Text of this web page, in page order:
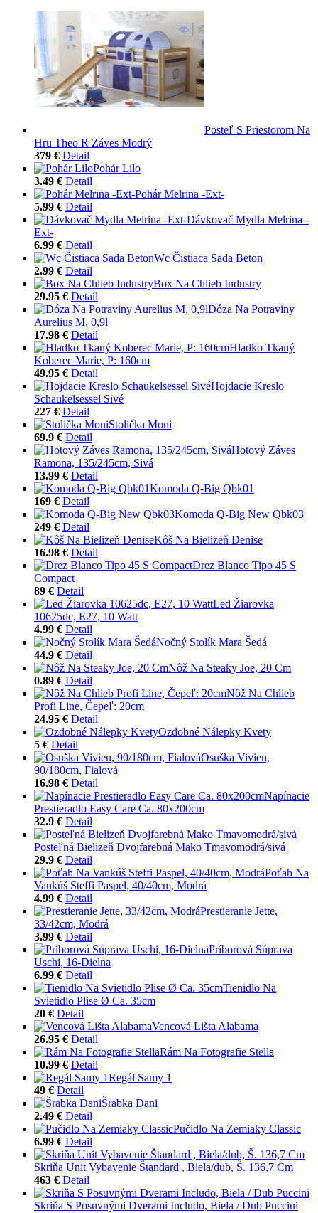
Posteľ S Priestorom Na
Hru Theo R Záves Modrý
379 € Detail
Pohár Lilo
3.49 € Detail
Pohár Melrina -Ext-
5.99 € Detail
Dávkovač Mydla Melrina -
Ext-
6.99 € Detail
Wc Čistiaca Sada Beton
2.99 € Detail
Box Na Chlieb Industry
29.95 € Detail
Dóza Na Potraviny
Aurelius M, 0,9l
17.98 € Detail
Hladko Tkaný
Koberec Marie, P: 160cm
49.95 € Detail
Hojdacie Kreslo
Schaukelsessel Sivé
227 € Detail
Stolička Moni
69.9 € Detail
Hotový Záves
Ramona, 135/245cm, Sivá
13.99 € Detail
Komoda Q-Big Qbk01
169 € Detail
Komoda Q-Big New Qbk03
249 € Detail
Kôš Na Bielizeň Denise
16.98 € Detail
Drez Blanco Tipo 45 S
Compact
89 € Detail
Led Žiarovka
10625dc, E27, 10 Watt
4.99 € Detail
Nočný Stolík Mara Šedá
44.9 € Detail
Nôž Na Steaky Joe, 20 Cm
0.89 € Detail
Nôž Na Chlieb
Profi Line, Čepeľ: 20cm
24.95 € Detail
Ozdobné Nálepky Kvety
5 € Detail
Osuška Vivien,
90/180cm, Fialová
16.98 € Detail
Napínacie
Prestieradlo Easy Care Ca. 80x200cm
32.9 € Detail
Posteľná Bielizeň Dvojfarebná Mako Tmavomodrá/sivá
29.9 € Detail
Poťah Na
Vankúš Steffi Paspel, 40/40cm, Modrá
4.99 € Detail
Prestieranie Jette,
33/42cm, Modrá
3.99 € Detail
Príborová Súprava
Uschi, 16-Dielna
6.99 € Detail
Tienidlo Na
Svietidlo Plise Ø Ca. 35cm
20 € Detail
Vencová Lišta Alabama
26.95 € Detail
Rám Na Fotografie Stella
10.99 € Detail
Regál Samy 1
49 € Detail
Šrabka Dani
2.49 € Detail
Pučidlo Na Zemiaky Classic
6.99 € Detail
Skriňa Unit Vybavenie Štandard , Biela/dub, Š. 136,7 Cm
463 € Detail
Skriňa S Posuvnými Dverami Includo, Biela / Dub Puccini